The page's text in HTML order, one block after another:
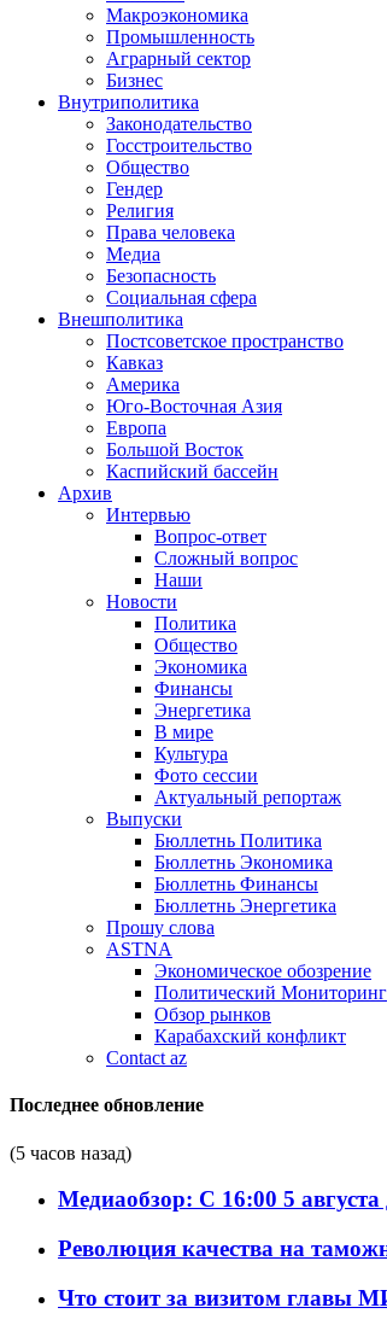
Макроэкономика
Промышленность
Аграрный сектор
Бизнес
Внутриполитика
Законодательство
Госстроительство
Общество
Гендер
Религия
Права человека
Медиа
Безопасность
Социальная сфера
Внешполитика
Постсоветское пространство
Кавказ
Америка
Юго-Восточная Азия
Европа
Большой Восток
Каспийский бассейн
Архив
Интервью
Вопрос-ответ
Сложный вопрос
Наши
Новости
Политика
Общество
Экономика
Финансы
Энергетика
В мире
Культура
Фото сессии
Актуальный репортаж
Выпуски
Бюллетнь Политика
Бюллетнь Экономика
Бюллетнь Финансы
Бюллетнь Энергетика
Прошу слова
ASTNA
Экономическое обозрение
Политический Мониторинг
Обзор рынков
Карабахский конфликт
Contact az
Последнее обновление
(5 часов назад)
Медиаобзор: С 16:00 5 августа
Революция качества на
Что стоит за визитом главы